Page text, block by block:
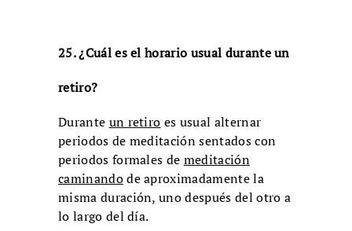
25. ¿Cuál es el horario usual durante un
retiro?
Durante un retiro es usual alternar
periodos de meditación sentados con
periodos formales de meditación
caminandode aproximadamente la
misma duración, uno después del otro a
lo largo del día.